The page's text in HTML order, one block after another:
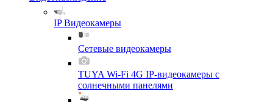
IP Видеокамеры
Сетевые видеокамеры
TUYA Wi-Fi 4G IP-видеокамеры с
солнечными панелями